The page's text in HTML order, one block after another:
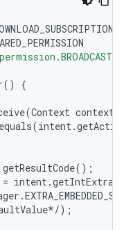
()
{
(Context context
equals(intent.
getResultCode();
= intent.getIntExtra
.
*/);